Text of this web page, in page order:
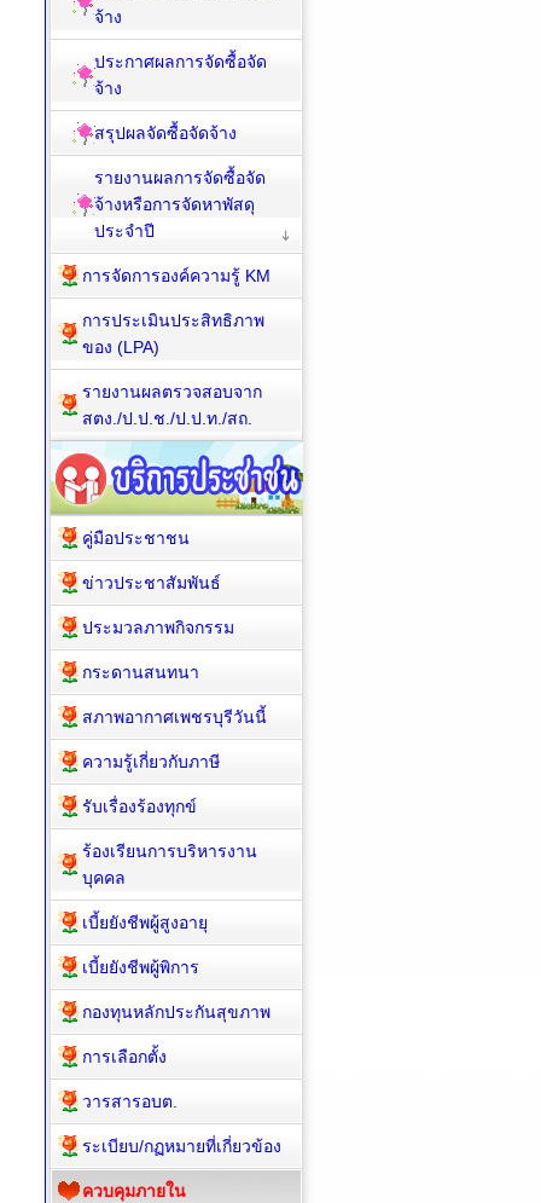
จ้าง
ประกาศผลการจัดซื้อจัด
จ้าง
สรุปผลจัดซื้อจัดจ้าง
รายงานผลการจัดซื้อจัด
จ้างหรือการจัดหาพัสดุ
ประจำปี
การจัดการองค์ความรู้ KM
การประเมินประสิทธิภาพ
ของ (LPA)
รายงานผลตรวจสอบจาก
สตง./ป.ป.ช./ป.ป.ท./สถ.
คู่มือประชาชน
ข่าวประชาสัมพันธ์
ประมวลภาพกิจกรรม
กระดานสนทนา
สภาพอากาศเพชรบุรีวันนี้
ความรู้เกี่ยวกับภาษี
รับเรื่องร้องทุกข์
ร้องเรียนการบริหารงาน
บุคคล
เบี้ยยังชีพผู้สูงอายุ
เบี้ยยังชีพผู้พิการ
กองทุนหลักประกันสุขภาพ
การเลือกตั้ง
วารสารอบต.
ระเบียบ/กฏหมายที่เกี่ยวข้อง
ควบคุมภายใน